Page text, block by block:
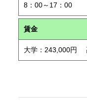
8：00～17：00
賃金
大学：243,000円